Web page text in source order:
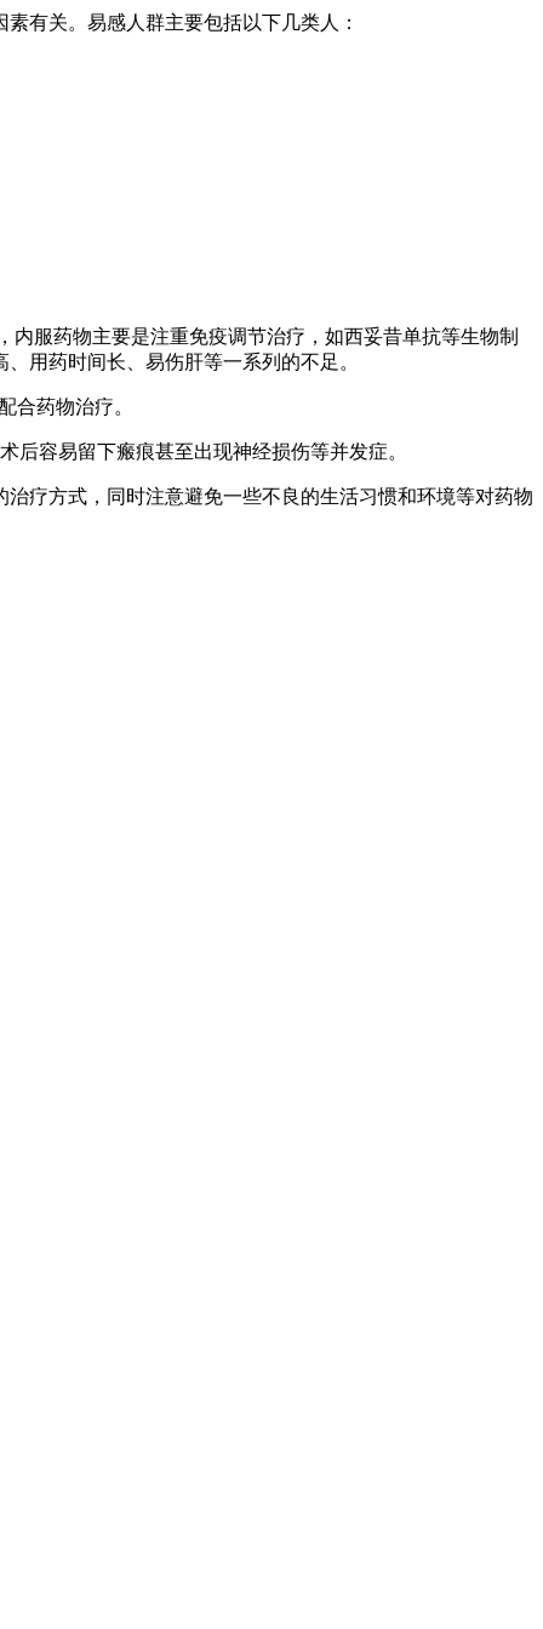
有关。易感人群主要包括以下几类人：
服药物主要是注重免疫调节治疗，如西妥昔单抗等生物制
用药时间长、易伤肝等一系列的不足。
合药物治疗。
容易留下瘢痕甚至出现神经损伤等并发症。
疗方式，同时注意避免一些不良的生活习惯和环境等对药物